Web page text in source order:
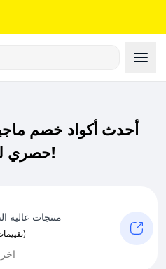
أحدث أكواد خصم
حصري لـ ماجيك اوف كير الآن!
منتجات عالية
(0 تقييمات)
اخر